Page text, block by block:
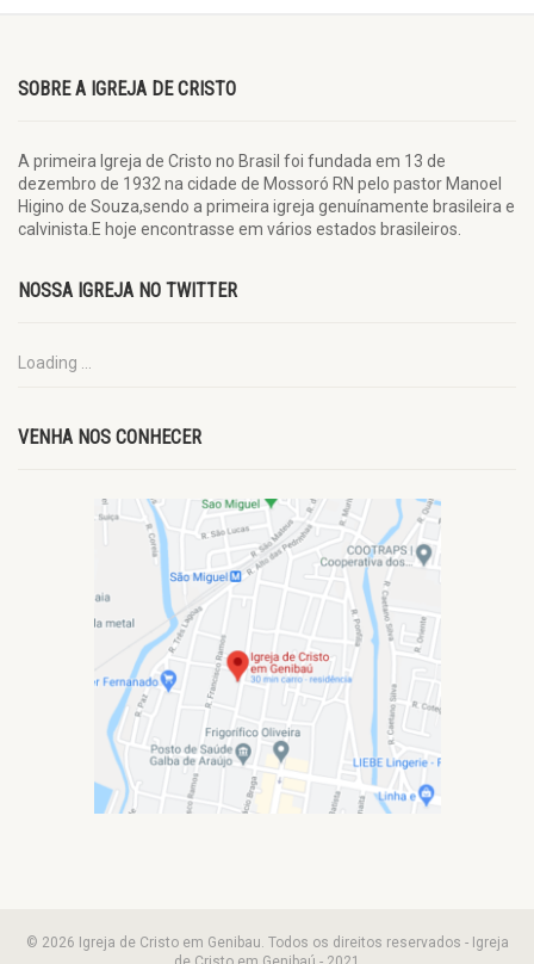
SOBRE A IGREJA DE CRISTO
A primeira Igreja de Cristo no Brasil foi fundada em 13 de
dezembro de 1932 na cidade de Mossoró RN pelo pastor Manoel
Higino de Souza,sendo a primeira igreja genuínamente brasileira e
calvinista.E hoje encontrasse em vários estados brasileiros.
NOSSA IGREJA NO TWITTER
Loading ...
VENHA NOS CONHECER
© 2026 Igreja de Cristo em Genibau. Todos os direitos reservados - Igreja